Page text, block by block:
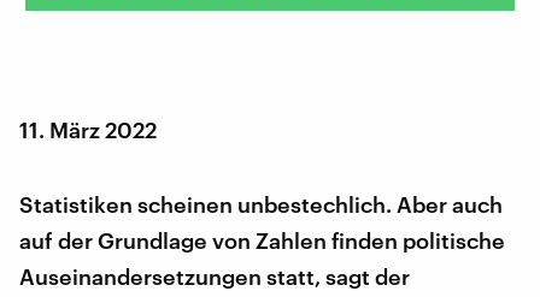
11. März 2022
Statistiken scheinen unbestechlich. Aber auch
auf der Grundlage von Zahlen finden politische
Auseinandersetzungen statt, sagt der